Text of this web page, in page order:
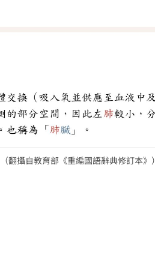
攝自教育部《重編國語辭典修訂本》）